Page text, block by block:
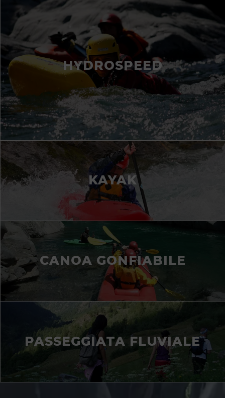
HYDROSPEED
KAYAK
CANOA GONFIABILE
PASSEGGIATA FLUVIALE